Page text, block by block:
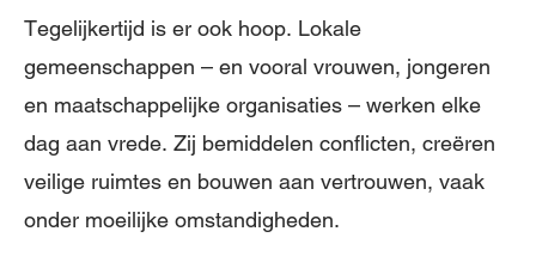
Tegelijkertijd is er ook hoop. Lokale
gemeenschappen – en vooral vrouwen, jongeren
en maatschappelijke organisaties – werken elke
dag aan vrede. Zij bemiddelen conflicten, creëren
veilige ruimtes en bouwen aan vertrouwen, vaak
onder moeilijke omstandigheden.